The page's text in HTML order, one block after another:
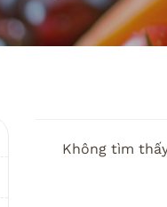
Không tìm